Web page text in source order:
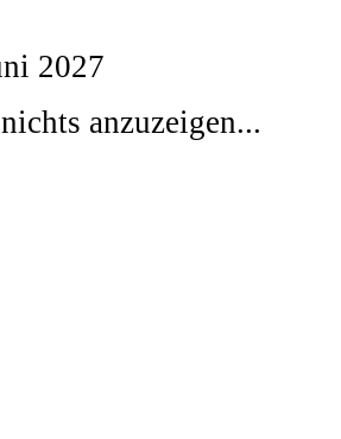
2027
anzuzeigen...